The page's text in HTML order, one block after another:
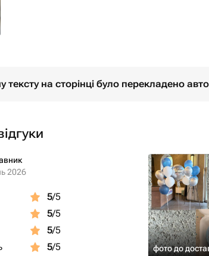
тексту на сторінці було перекладено
2026
5/5
5/5
5/5
5/5 фото до